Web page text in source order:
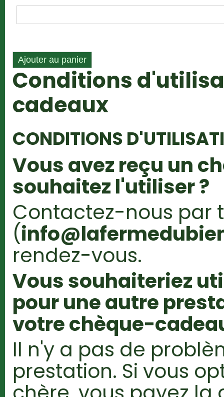
Conditions
cadeaux
CONDITIONS
Vous avez reçu un
souhaitez l'utiliser ?
Contactez-nous par
(
rendez-vous.
Vous souhaiteriez
pour une autre
votre chèque-
Il n'y a pas de
prestation. Si vous